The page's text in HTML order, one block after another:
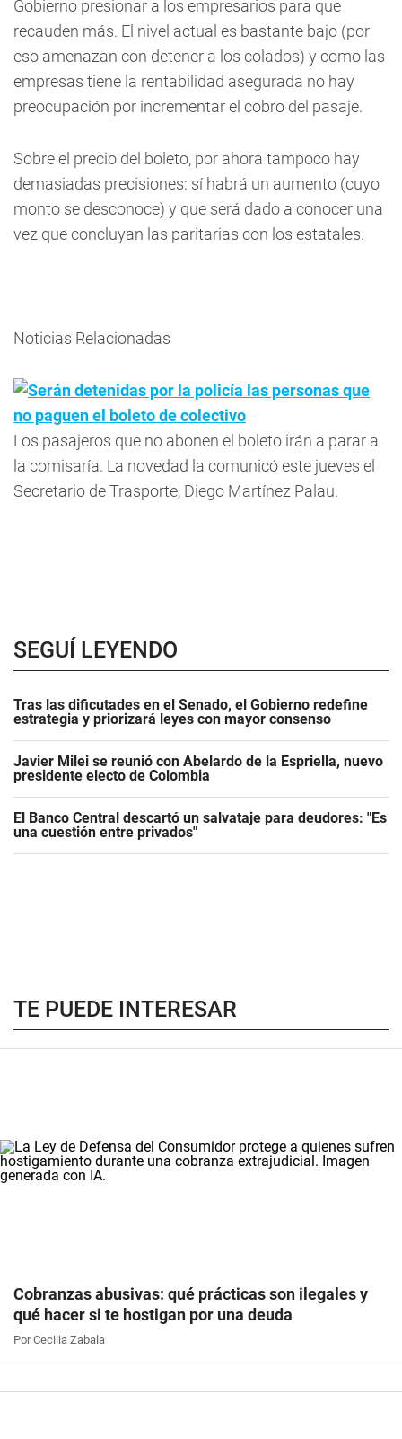
Gobierno presionar a los empresarios para que
recauden más. El nivel actual es bastante bajo (por
eso amenazan con detener a los colados) y como las
empresas tiene la rentabilidad asegurada no hay
preocupación por incrementar el cobro del pasaje.
Sobre el precio del boleto, por ahora tampoco hay
demasiadas precisiones: sí habrá un aumento (cuyo
monto se desconoce) y que será dado a conocer una
vez que concluyan las paritarias con los estatales.
Noticias Relacionadas
Serán detenidas por la policía las personas que
no paguen el boleto de colectivo
Los pasajeros que no abonen el boleto irán a parar a
la comisaría. La novedad la comunicó este jueves el
Secretario de Trasporte, Diego Martínez Palau.
SEGUÍ LEYENDO
Tras las dificutades en el Senado, el Gobierno redefine
estrategia y priorizará leyes con mayor consenso
Javier Milei se reunió con Abelardo de la Espriella, nuevo
presidente electo de Colombia
El Banco Central descartó un salvataje para deudores: "Es
una cuestión entre privados"
TE PUEDE INTERESAR
Cobranzas abusivas: qué prácticas son ilegales y
qué hacer si te hostigan por una deuda
Por Cecilia Zabala